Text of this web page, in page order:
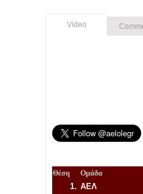
Video
Θέση Ομάδα
1. ΑΕΛ